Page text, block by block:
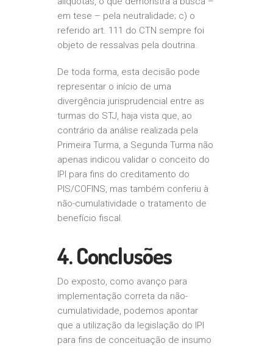
em tese – pela neutralidade; c) o
referido art. 111 do CTN sempre foi
objeto de ressalvas pela doutrina.
De toda forma, esta decisão pode
representar o início de uma
divergência jurisprudencial entre as
turmas do STJ, haja vista que, ao
contrário da análise realizada pela
Primeira Turma, a Segunda Turma não
apenas indicou validar o conceito do
IPI para fins do creditamento do
PIS/COFINS, mas também conferiu à
não-cumulatividade o tratamento de
benefício fiscal.
4. Conclusões
Do exposto, como avanço para
implementação correta da não-
cumulatividade, podemos apontar
que a utilização da legislação do IPI
para fins de conceituação de insumo